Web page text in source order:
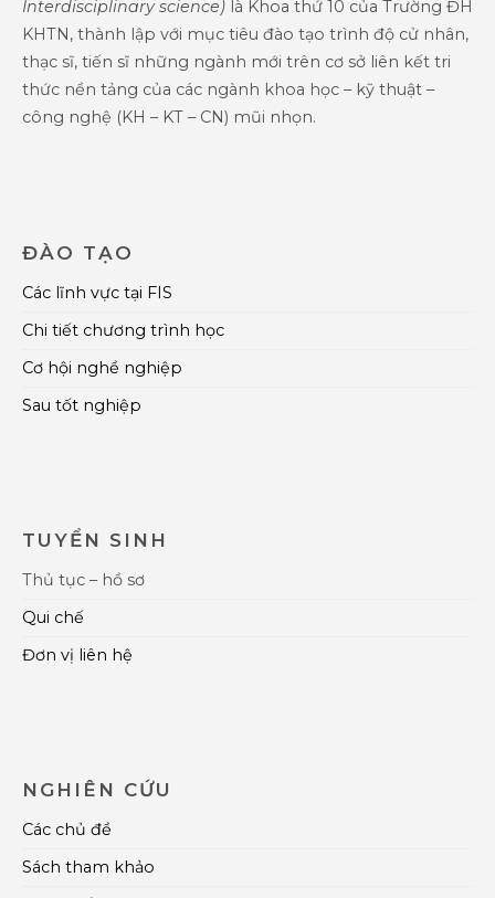
Interdisciplinary science) là Khoa thứ 10 của Trường ĐH
KHTN, thành lập với mục tiêu đào tạo trình độ cử nhân,
thạc sĩ, tiến sĩ những ngành mới trên cơ sở liên kết tri
thức nền tảng của các ngành khoa học – kỹ thuật –
công nghệ (KH – KT – CN) mũi nhọn.
ĐÀO TẠO
Các lĩnh vực tại FIS
Chi tiết chương trình học
Cơ hội nghề nghiệp
Sau tốt nghiệp
TUYỂN SINH
Thủ tục – hồ sơ
Qui chế
Đơn vị liên hệ
NGHIÊN CỨU
Các chủ đề
Sách tham khảo